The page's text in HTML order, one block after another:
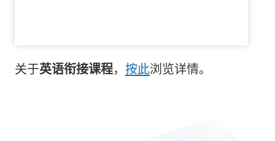
关于英语衔接课程， 按此浏览详情。